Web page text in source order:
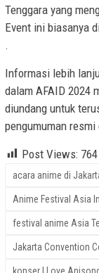
Tenggara yang
Event ini biasanya
.
Informasi lebih
dalam AFAID 2024
diundang untuk
pengumuman
Post Views: 764
acara anime di
Anime Festival Asia
festival anime Asia
Jakarta Convention
konser I Love